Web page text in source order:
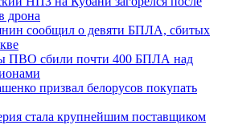
дрона
сообщил о девяти БПЛА, сбитых
ПВО сбили почти 400 БПЛА над
призвал белорусов покупать
стала крупнейшим поставщиком